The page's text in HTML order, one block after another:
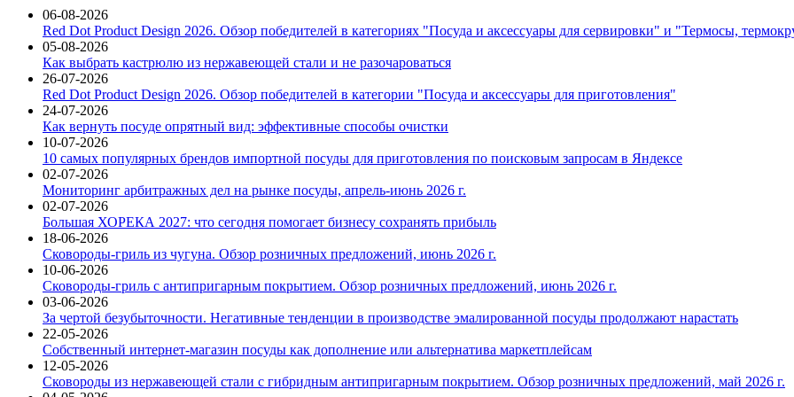
06-08-2026
Red Dot Product Design 2026. Обзор победителей в категориях "Посуда и аксессуары для сервировки" и "Термосы,
05-08-2026
Как выбрать кастрюлю из нержавеющей стали и не разочароваться
26-07-2026
Red Dot Product Design 2026. Обзор победителей в категории "Посуда и аксессуары для приготовления"
24-07-2026
Как вернуть посуде опрятный вид: эффективные способы очистки
10-07-2026
10 самых популярных брендов импортной посуды для приготовления по поисковым запросам в Яндексе
02-07-2026
Мониторинг арбитражных дел на рынке посуды, апрель-июнь 2026 г.
02-07-2026
Большая ХОРЕКА 2027: что сегодня помогает бизнесу сохранять прибыль
18-06-2026
Сковороды-гриль из чугуна. Обзор розничных предложений, июнь 2026 г.
10-06-2026
Сковороды-гриль с антипригарным покрытием. Обзор розничных предложений, июнь 2026 г.
03-06-2026
За чертой безубыточности. Негативные тенденции в производстве эмалированной посуды продолжают нарастать
22-05-2026
Собственный интернет-магазин посуды как дополнение или альтернатива маркетплейсам
12-05-2026
Сковороды из нержавеющей стали с гибридным антипригарным покрытием. Обзор розничных предложений, май 2026 г.